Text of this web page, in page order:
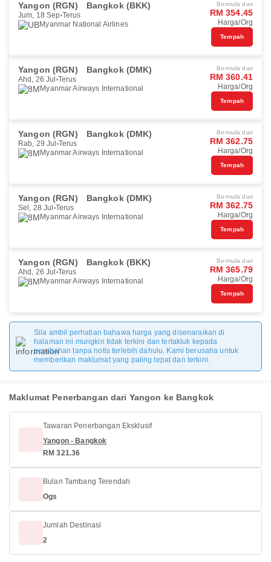
Yangon (RGN) Bangkok (BKK)
Jum, 18 Sep Terus
Myanmar National Airlines
Bermula dari
RM 354.45
Harga/Org
Tempah
Yangon (RGN) Bangkok (DMK)
Ahd, 26 Jul Terus
Myanmar Airways International
Bermula dari
RM 360.41
Harga/Org
Tempah
Yangon (RGN) Bangkok (DMK)
Rab, 29 Jul Terus
Myanmar Airways International
Bermula dari
RM 362.75
Harga/Org
Tempah
Yangon (RGN) Bangkok (DMK)
Sel, 28 Jul Terus
Myanmar Airways International
Bermula dari
RM 362.75
Harga/Org
Tempah
Yangon (RGN) Bangkok (BKK)
Ahd, 26 Jul Terus
Myanmar Airways International
Bermula dari
RM 365.79
Harga/Org
Tempah
Sila ambil perhatian bahawa harga yang disenaraikan di
halaman ini mungkin tidak terkini dan tertakluk kepada
perubahan tanpa notis terlebih dahulu. Kami berusaha untuk
memberikan maklumat yang paling tepat dan terkini.
Maklumat Penerbangan dari Yangon ke Bangkok
Tawaran Penerbangan Eksklusif
Yangon - Bangkok
RM 321.36
Bulan Tambang Terendah
Ogs
Jumlah Destinasi
2